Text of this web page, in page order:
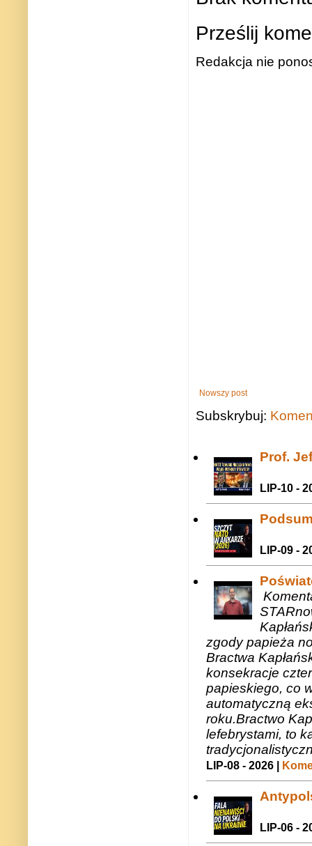
Prześlij
Redakcja nie
Nowszy post
Subskrybuj:
Prof.
LIP-10 -
LIP-09 -
zgody papieża
Bractwa
konsekracje
papieskiego, co
automatyczną
roku.Bractwo
lefebrystami, to
LIP-08 - 2026 |
LIP-06 -